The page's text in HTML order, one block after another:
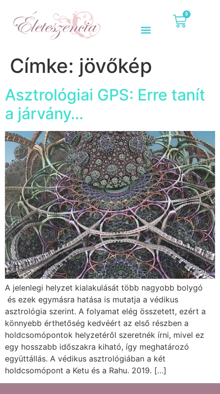
0
Címke: jövőkép
Asztrológiai GPS: Erre tanít
a járvány…
A jelenlegi helyzet kialakulását több nagyobb bolygó
és ezek egymásra hatása is mutatja a védikus
asztrológia szerint. A folyamat elég összetett, ezért a
könnyebb érthetőség kedvéért az első részben a
holdcsomópontok helyzetéről szeretnék írni, mivel ez
egy hosszabb időszakra kiható, így meghatározó
együttállás. A védikus asztrológiában a két
holdcsomópont a Ketu és a Rahu. 2019. […]